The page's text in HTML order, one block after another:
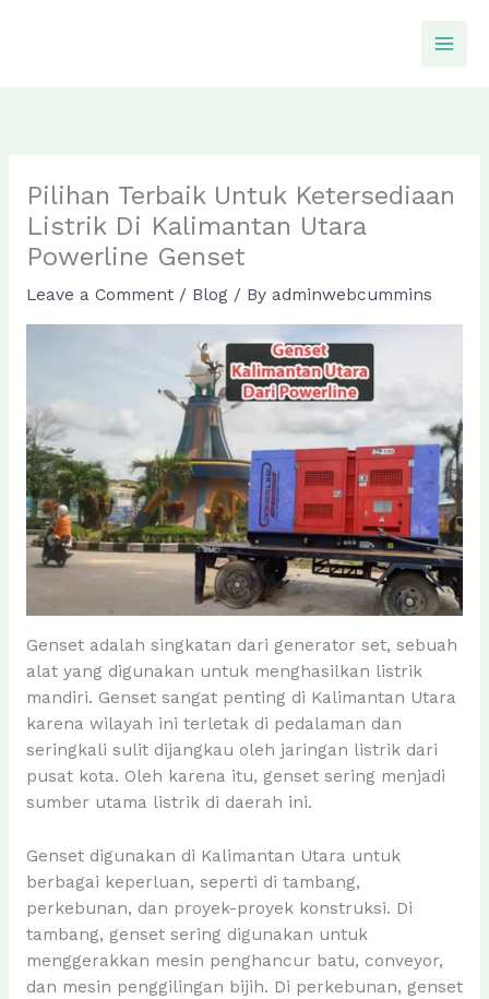
Pilihan Terbaik Untuk Ketersediaan
Listrik Di Kalimantan Utara
Powerline Genset
Leave a Comment / Blog/ By adminwebcummins
Genset adalah singkatan dari generator set, sebuah
alat yang digunakan untuk menghasilkan listrik
mandiri. Genset sangat penting di Kalimantan Utara
karena wilayah ini terletak di pedalaman dan
seringkali sulit dijangkau oleh jaringan listrik dari
pusat kota. Oleh karena itu, genset sering menjadi
sumber utama listrik di daerah ini.
Genset digunakan di Kalimantan Utara untuk
berbagai keperluan, seperti di tambang,
perkebunan, dan proyek-proyek konstruksi. Di
tambang, genset sering digunakan untuk
menggerakkan mesin penghancur batu, conveyor,
dan mesin penggilingan bijih. Di perkebunan, genset